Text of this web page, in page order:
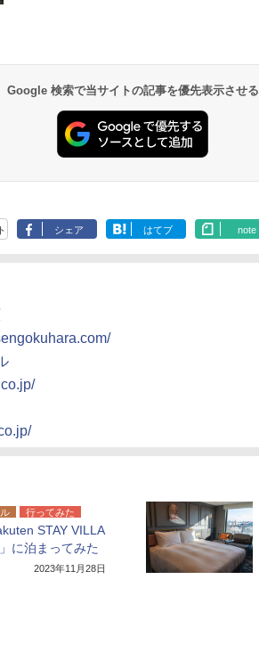
Google 検索で当サイトの記事を優先表示させる
シェア はてブ note
行ってみた
STAY VILLA
に泊まってみた
2023年11月28日